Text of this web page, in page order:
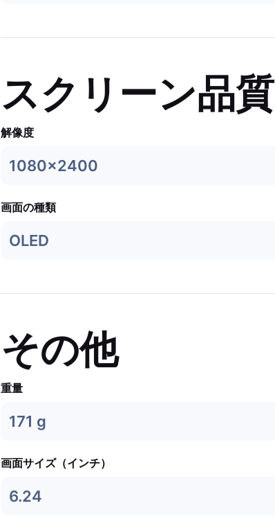
スクリーン品質
解像度
1080x2400
画面の種類
OLED
その他
重量
171 g
画面サイズ（インチ）
6.24